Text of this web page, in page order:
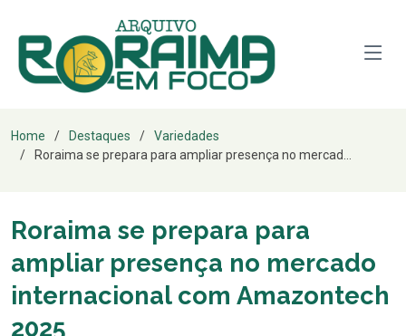
Home Destaques
Variedades
Roraima se prepara para ampliar presença no mercad...
Roraima se prepara para
ampliar presença no mercado
internacional com Amazontech
2025